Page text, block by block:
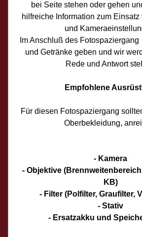
bei Seite stehen oder gehen
hilfreiche Information zum
und
Im Anschluß des Fotospaziergang
und Getränke geben und wir
Rede und Antwort
Empfohlene
Für diesen Fotospaziergang
Oberbekleidung,
- Kamera
- Objektive
KB)
- Filter (Polfilter, Graufilter,
- Stativ
- Ersatzakku und